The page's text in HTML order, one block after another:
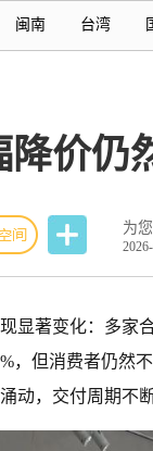
闽南 台湾
价仍
为
显著变化：多家
，但消费者仍然
动，交付周期不断